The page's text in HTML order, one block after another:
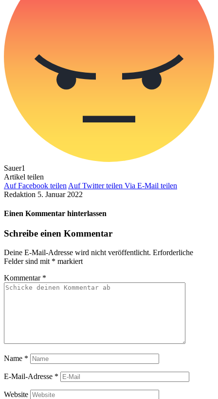
Sauer1
Artikel teilen
Auf Facebook teilen Auf Twitter teilen Via E-Mail teilen
Redaktion 5. Januar 2022
Einen Kommentar hinterlassen
Schreibe einen Kommentar
Deine E-Mail-Adresse wird nicht veröffentlicht. Erforderliche
Felder sind mit * markiert
Kommentar *
Name *
E-Mail-Adresse *
Website